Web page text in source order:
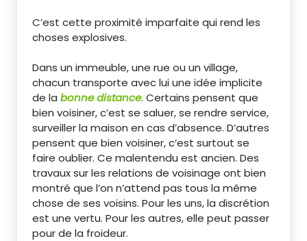
C’est cette proximité imparfaite qui rend les
choses explosives.
Dans un immeuble, une rue ou un village,
chacun transporte avec lui une idée implicite
de la bonne distance. Certains pensent que
bien voisiner, c’est se saluer, se rendre service,
surveiller la maison en cas d’absence. D’autres
pensent que bien voisiner, c’est surtout se
faire oublier. Ce malentendu est ancien. Des
travaux sur les relations de voisinage ont bien
montré que l’on n’attend pas tous la même
chose de ses voisins. Pour les uns, la discrétion
est une vertu. Pour les autres, elle peut passer
pour de la froideur.